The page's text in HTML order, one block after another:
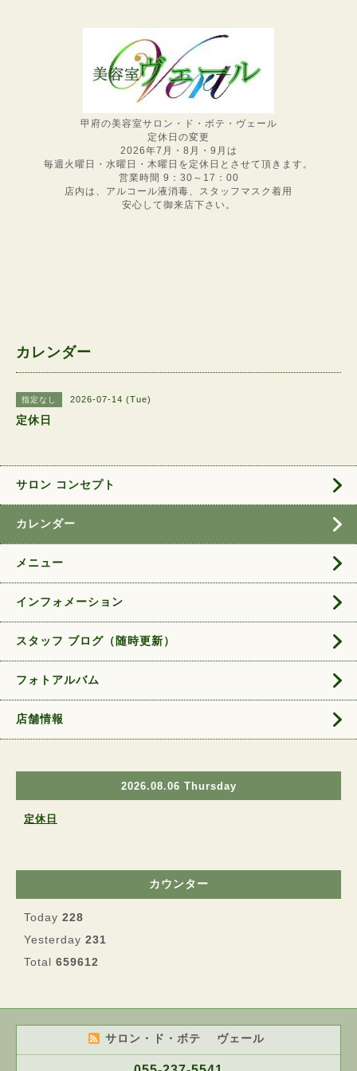
甲府の美容室サロン・ド・ボテ・ヴェール
定休日の変更
2026年7月・8月・9月は
毎週火曜日・水曜日・木曜日を定休日とさせて頂きます。
営業時間 9：30～17：00
店内は、アルコール液消毒、スタッフマスク着用
安心して御来店下さい。
カレンダー
指定なし 2026-07-14 (Tue)
定休日
サロン コンセプト
カレンダー
メニュー
インフォメーション
スタッフ ブログ（随時更新）
フォトアルバム
店舗情報
2026.08.06 Thursday
定休日
カウンター
Today 228
Yesterday 231
Total 659612
サロン・ド・ボテ ヴェール